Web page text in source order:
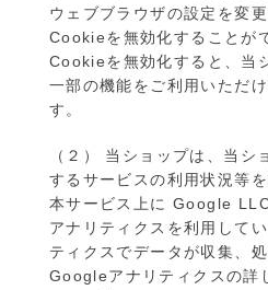
ウェブブラウザの設定を変
Cookieを無効化することが
Cookieを無効化すると、当
一部の機能をご利用いただ
す。
（２） 当ショップは、当シ
するサービスの利用状況等
本サービス上に Google
アナリティクスを利用して
ティクスでデータが収集、
Googleアナリティクスの詳